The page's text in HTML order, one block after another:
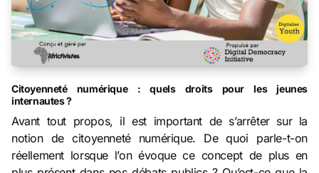
Citoyenneté numérique : quels droits pour les jeunes
internautes ?
Avant tout propos, il est important de s’arrêter sur la
notion de citoyenneté numérique. De quoi parle-t-on
réellement lorsque l’on évoque ce concept de plus en